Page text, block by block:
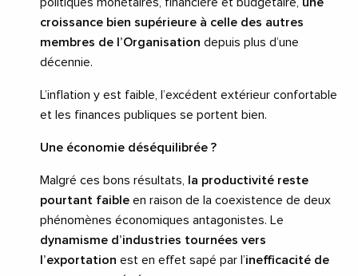
croissance bien supérieure à celle des autres
membres de l’Organisation depuis plus d’une
décennie.
L’inflation y est faible, l’excédent extérieur confortable
et les finances publiques se portent bien.
Une économie déséquilibrée ?
Malgré ces bons résultats,
la productivité reste
pourtant faible en raison de la coexistence de deux
phénomènes économiques antagonistes. Le
dynamisme d’industries tournées vers
l’exportation est en effet sapé par l’inefficacité de